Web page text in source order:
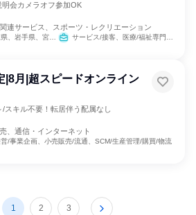
会カメラオフ参加OK
連サービス、スポーツ・レクリエーション
県、三重県、滋賀県、京都府、大阪府、兵庫県、奈良県、和歌山県、鳥取県、島根県、岡山県、広島県、山口県、徳島県、香川県、愛媛県、高知県、福岡県、佐賀県、長崎県、熊本県、大分県、宮崎県、鹿児島県、沖縄県 サービス/接客、医療/福祉専門職、教育/保育専門職、小売販売/流通
|8月|超スピードオンライン
/スキル不要！転居伴う配属なし
、通信・インターネット
/事業企画、小売販売/流通、SCM/生産管理/購買/物流
1 2 3